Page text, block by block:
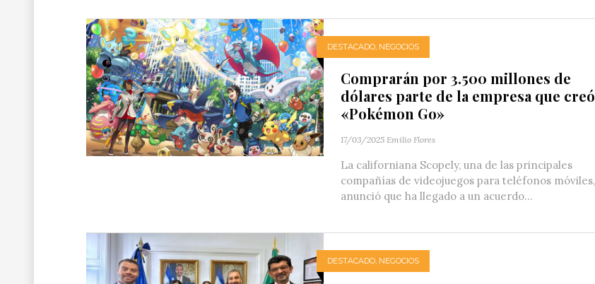
DESTACADO, NEGOCIOS
Comprarán por 3.500 millones de
dólares parte de la empresa que creó
«Pokémon Go»
17/03/2025 Emilio Flores
La californiana Scopely, una de las principales
compañías de videojuegos para teléfonos móviles,
anunció que ha llegado a un acuerdo...
DESTACADO, NEGOCIOS